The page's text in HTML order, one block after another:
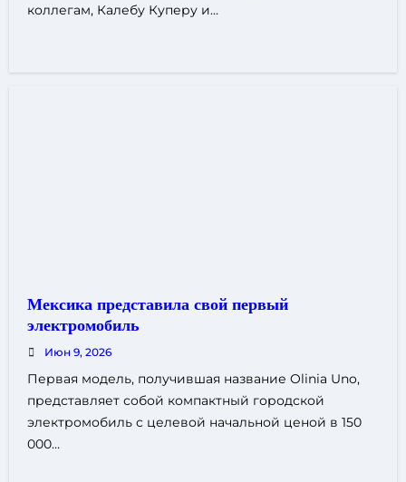
коллегам, Калебу Куперу и…
Мексика представила свой первый
электромобиль
Июн 9, 2026
Первая модель, получившая название Olinia Uno,
представляет собой компактный городской
электромобиль с целевой начальной ценой в 150
000…